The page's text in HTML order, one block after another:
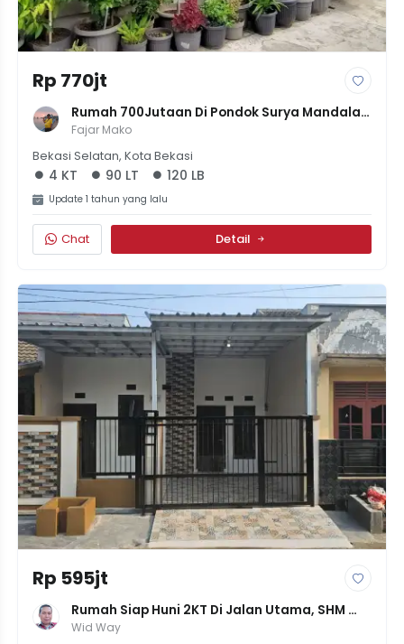
Rp 770jt
Rumah 700Jutaan Di Pondok Surya Mandala
Jaka Mulya Bekasi Selatan 4 Kamar
Fajar Mako
Bekasi Selatan, Kota Bekasi
4 KT 90 LT 120 LB
Update 1 tahun yang lalu
Chat Detail
Rp 595jt
Rumah Siap Huni 2KT Di Jalan Utama, SHM
Lengkap, Harga Nego Di Wisma Asri 1
Wid Way